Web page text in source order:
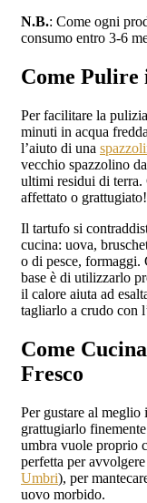
N.B.: Come ogni
consumo entro 3-6
Come Pulire
Per facilitare la
minuti in acqua
l’aiuto di una
vecchio spazzolino
ultimi residui di terra.
affettato o grattugiato!
Il tartufo si
cucina: uova,
o di pesce, formaggi.
base è di utilizzarlo
il calore aiuta ad
tagliarlo a crudo con
Come
Fresco
Per gustare al
grattugiarlo
umbra vuole proprio
perfetta per
Umbri), per
uovo morbido.